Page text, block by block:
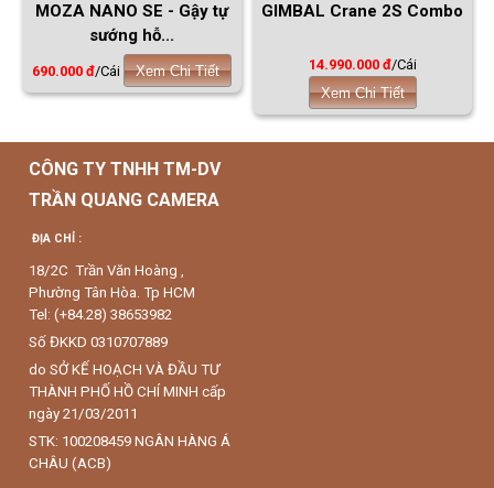
MOZA NANO SE - Gậy tự
sướng hỗ...
690.000 đ/Cái Xem Chi Tiết
GIMBAL Crane 2S Combo
14.990.000 đ/Cái
Xem Chi Tiết
CÔNG TY TNHH TM-DV
TRẦN QUANG CAMERA
ĐỊA CHỈ :
18/2C Trần Văn Hoàng ,
Phường Tân Hòa. Tp HCM
Tel: (+84.28) 38653982
Số ĐKKD 0310707889
do SỞ KẾ HOẠCH VÀ ĐẦU TƯ
THÀNH PHỐ HỒ CHÍ MINH cấp
ngày 21/03/2011
STK: 100208459 NGÂN HÀNG Á
CHÂU (ACB)